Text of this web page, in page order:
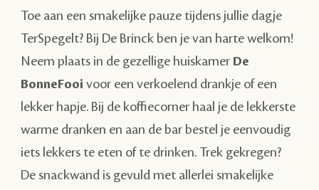
Toe aan een smakelijke pauze tijdens jullie dagje
TerSpegelt? Bij De Brinck ben je van harte welkom!
Neem plaats in de gezellige huiskamer De
BonneFooivoor een verkoelend drankje of een
lekker hapje. Bij de koffiecorner haal je de lekkerste
warme dranken en aan de bar bestel je eenvoudig
iets lekkers te eten of te drinken. Trek gekregen?
De snackwand is gevuld met allerlei smakelijke